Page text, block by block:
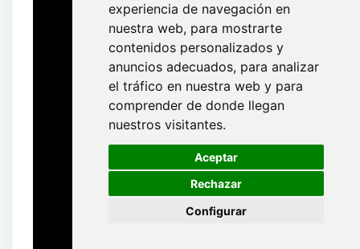
experiencia de navegación en
nuestra web, para mostrarte
contenidos personalizados y
anuncios adecuados, para analizar
el tráfico en nuestra web y para
comprender de donde llegan
nuestros visitantes.
Aceptar
Rechazar
Configurar
🍪